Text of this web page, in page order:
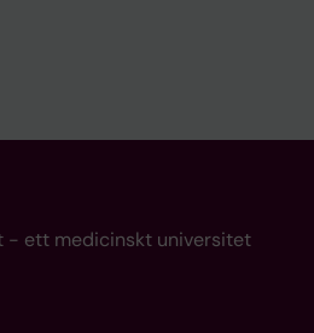
- ett medicinskt universitet